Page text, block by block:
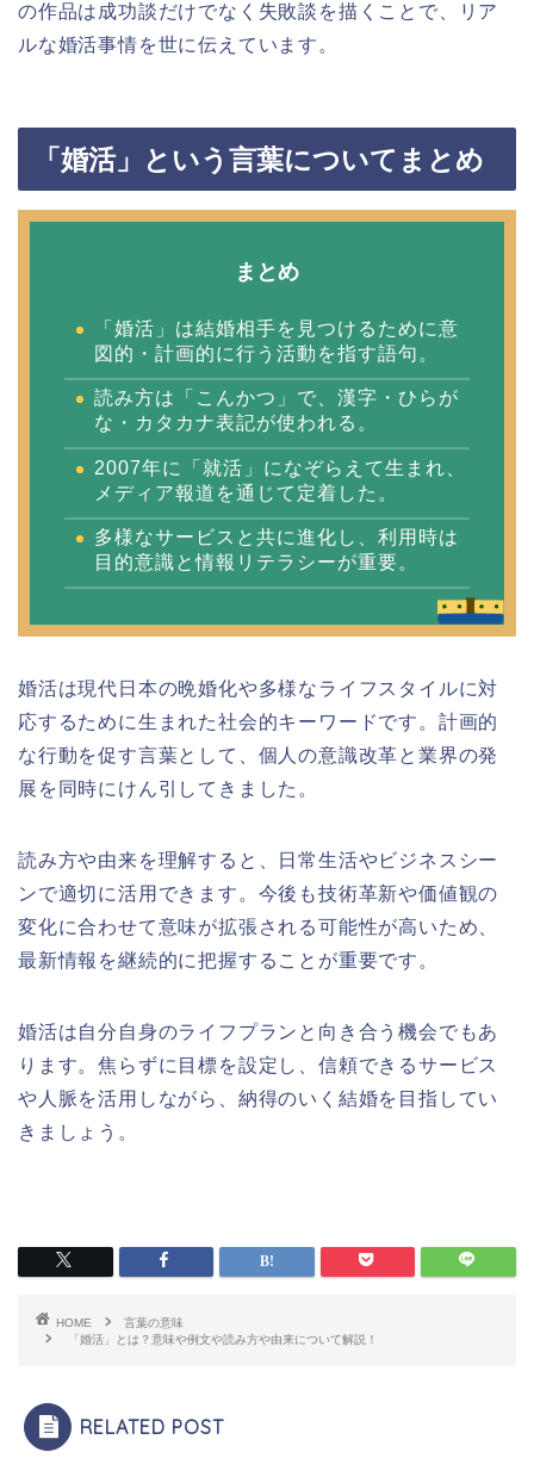
の作品は成功談だけでなく失敗談を描くことで、リア
ルな婚活事情を世に伝えています。
「婚活」という言葉についてまとめ
まとめ
「婚活」は結婚相手を見つけるために意
図的・計画的に行う活動を指す語句。
読み方は「こんかつ」で、漢字・ひらが
な・カタカナ表記が使われる。
2007年に「就活」になぞらえて生まれ、
メディア報道を通じて定着した。
多様なサービスと共に進化し、利用時は
目的意識と情報リテラシーが重要。
婚活は現代日本の晩婚化や多様なライフスタイルに対
応するために生まれた社会的キーワードです。計画的
な行動を促す言葉として、個人の意識改革と業界の発
展を同時にけん引してきました。
読み方や由来を理解すると、日常生活やビジネスシー
ンで適切に活用できます。今後も技術革新や価値観の
変化に合わせて意味が拡張される可能性が高いため、
最新情報を継続的に把握することが重要です。
婚活は自分自身のライフプランと向き合う機会でもあ
ります。焦らずに目標を設定し、信頼できるサービス
や人脈を活用しながら、納得のいく結婚を目指してい
きましょう。
HOME
言葉の意味
「婚活」とは？意味や例文や読み方や由来について解説！
RELATED POST